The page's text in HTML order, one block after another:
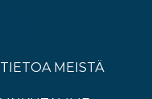
TIETOA MEISTÄ